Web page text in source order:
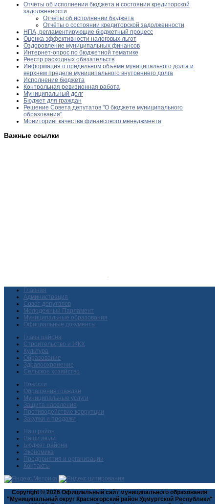
Отчёты об исполнении бюджета и состоянии кредиторской
задолженности
Отчёты об исполнении бюджета
Отчёты о состоянии кредиторской задолженности
НПА, регламентирующие бюджетный процесс
Оценка эффективности налоговых льгот
Оздоровление муниципальных финансов
Интернет-опрос по бюджетной тематике
Реестр расходных обязательств
Информация о предельном объёме муниципального долга и
верхнем пределе муниципального внутреннего долга
Исполнение бюджета
Контрольная ревизионная работа
Муниципальный долг
Бюджет для граждан
Решение Совета депутатов "О бюджете муниципального
образования"
Мониторинг качества финансового менеджмента
Важные ссылки
Главная
Администрация
Совет депутатов
Молодежный Парламент
Муниципальные образования
Официальные документы
Глава района
Строительство и ЖКХ
Культура
Образование
Здравоохранение
Сельское хозяйство
Новости
Обращения граждан
Муниципальные услуги
Защита населения
Противодействие коррупции
Закупки и продажи
Наш район
Наши люди
Бюджет района
Экономика
Предприятия и организации
Контакты
Copyright © 2026 Официальный сайт муниципального образования
"Муниципальный округ Красногорский район Удмуртской Республики"